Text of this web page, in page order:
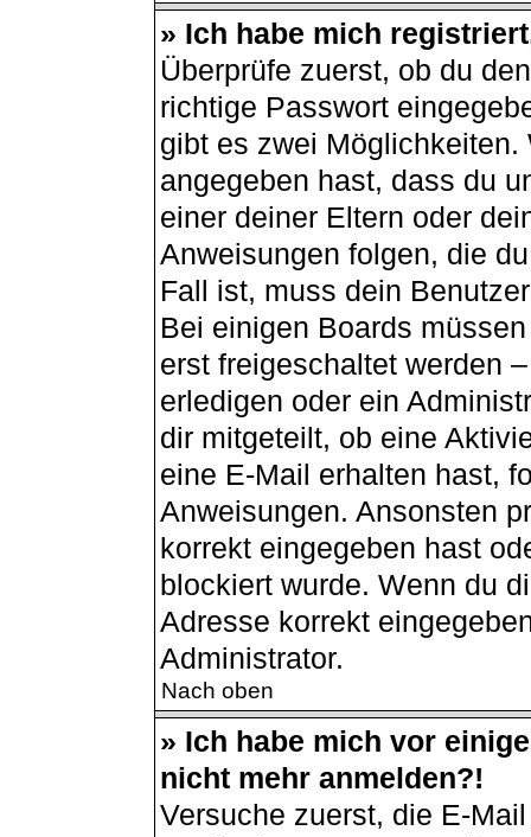
» Ich habe mich
Überprüfe zuerst, ob du
richtige Passwort
gibt es zwei
angegeben hast, dass du
einer deiner Eltern oder
Anweisungen folgen, die
Fall ist, muss dein
Bei einigen Boards
erst freigeschaltet werden
erledigen oder ein
dir mitgeteilt, ob eine
eine E-Mail erhalten hast,
Anweisungen. Ansonsten
korrekt eingegeben hast
blockiert wurde. Wenn du
Adresse korrekt
Administrator.
Nach oben
» Ich habe mich vor
nicht mehr anmelden?!
Versuche zuerst, die E-